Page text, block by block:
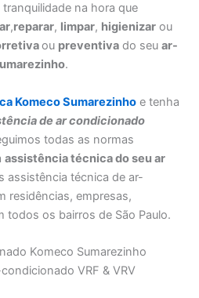
tranquilidade na hora que
,reparar, limpar, higienizar ou
ou preventiva do seuar-
.
Komeco Sumarezinho e tenha
de ar condicionado
todas as normas
assistência técnica do seu ar
assistência técnica de ar-
residências, empresas,
todos os bairros de São Paulo.
Komeco Sumarezinho
VRF & VRV